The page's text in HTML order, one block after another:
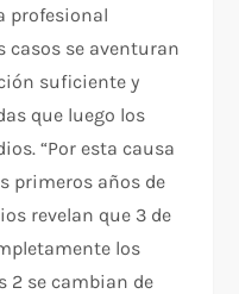
profesional
casos se aventuran
suficiente y
que luego los
“Por esta causa
primeros años de
revelan que 3 de
los
2 se cambian de